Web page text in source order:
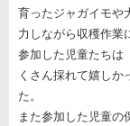
育ったジャガイモや
力しながら収穫作業
参加した児童たちは
くさん採れて嬉し
た。
また参加した児童の